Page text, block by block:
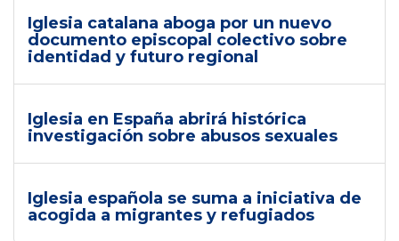
Iglesia catalana aboga por un nuevo
documento episcopal colectivo sobre
identidad y futuro regional
Iglesia en España abrirá histórica
investigación sobre abusos sexuales
Iglesia española se suma a iniciativa de
acogida a migrantes y refugiados